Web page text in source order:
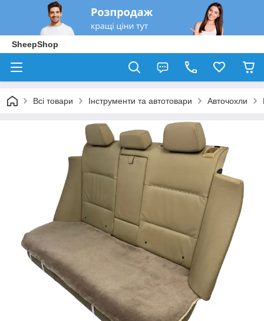
SheepShop
Всі товари Інструменти та автотовари Авточохли